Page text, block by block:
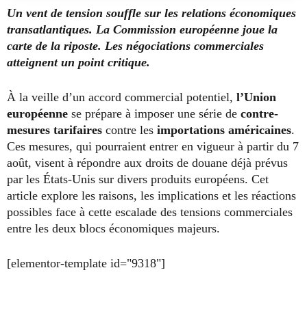
Un vent de tension souffle sur les relations économiques
transatlantiques. La Commission européenne joue la
carte de la riposte. Les négociations commerciales
atteignent un point critique.
À la veille d’un accord commercial potentiel, l’Union
européenne se prépare à imposer une série de contre-
mesures tarifaires contre les importations américaines.
Ces mesures, qui pourraient entrer en vigueur à partir du 7
août, visent à répondre aux droits de douane déjà prévus
par les États-Unis sur divers produits européens. Cet
article explore les raisons, les implications et les réactions
possibles face à cette escalade des tensions commerciales
entre les deux blocs économiques majeurs.
[elementor-template id="9318"]